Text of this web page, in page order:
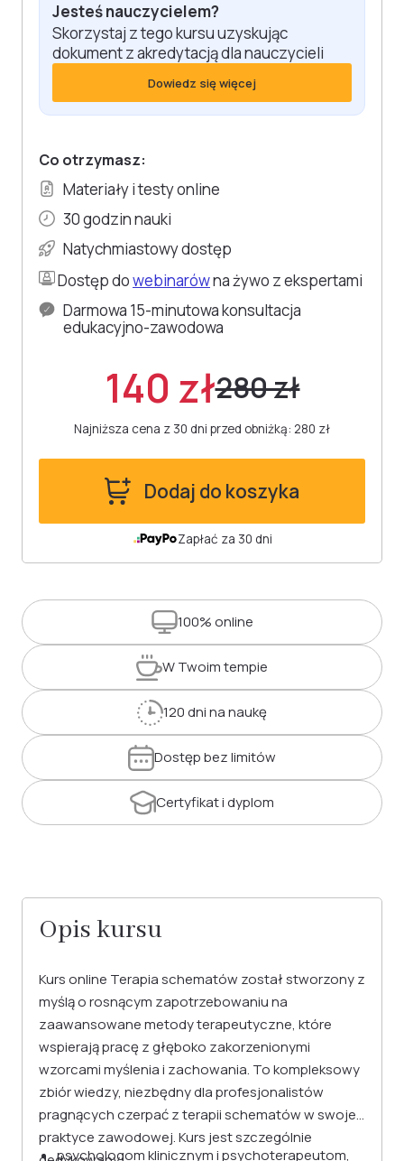
Jesteś nauczycielem?
Skorzystaj z tego kursu uzyskując
dokument z akredytacją dla nauczycieli
Dowiedz się więcej
Co otrzymasz:
Materiały i testy online
30 godzin nauki
Natychmiastowy dostęp
Dostęp dowebinarówna żywo z ekspertami
Darmowa 15-minutowa konsultacja
edukacyjno-zawodowa
140 zł280 zł
Najniższa cena z 30 dni przed obniżką: 280 zł
Dodaj do koszyka
Zapłać za 30 dni
100%online
W Twoimtempie
120 dnina naukę
Dostępbez limitów
Certyfikati dyplom
Opis kursu
Kurs online Terapia schematów został stworzony z
myślą o rosnącym zapotrzebowaniu na
zaawansowane metody terapeutyczne, które
wspierają pracę z głęboko zakorzenionymi
wzorcami myślenia i zachowania. To kompleksowy
zbiór wiedzy, niezbędny dla profesjonalistów
pragnących czerpać z terapii schematów w swojej
praktyce zawodowej. Kurs jest szczególnie
psychologom klinicznym i psychoterapeutom,